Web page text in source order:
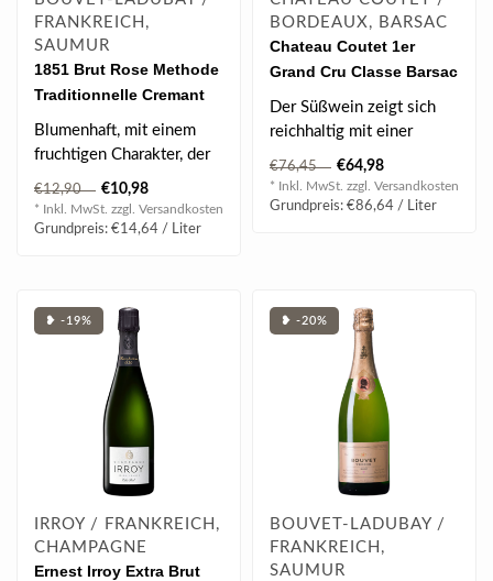
FRANKREICH,
SAUMUR
1851 Brut Rose Methode
Traditionnelle Cremant
0.75 l 12.5 % vol
Blumenhaft, mit einem
fruchtigen Charakter, der
an getrocknete Früchte
erinnert..
€12,90 €10,98
* Inkl. MwSt. zzgl. Versandkosten
Grundpreis: €14,64 / Liter
BORDEAUX, BARSAC
Chateau Coutet 1er
Grand Cru Classe Barsac
2021 0.75 l
Der Süßwein zeigt sich
reichhaltig mit einer
schönen Frische und einer
tollen..
€76,45 €64,98
* Inkl. MwSt. zzgl. Versandkosten
Grundpreis: €86,64 / Liter
❥ -19%
IRROY / FRANKREICH,
CHAMPAGNE
Ernest Irroy Extra Brut
❥ -20%
BOUVET-LADUBAY /
FRANKREICH,
SAUMUR